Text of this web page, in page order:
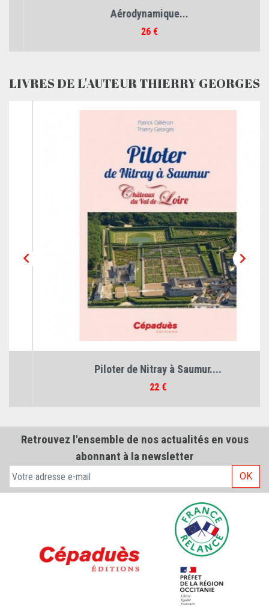
Aérodynamique...
26 €
LIVRES DE L'AUTEUR THIERRY GEORGES

Piloter de Nitray à Saumur....

Retrouvez l'ensemble de nos actualités en vous
abonnant à la newsletter
OK